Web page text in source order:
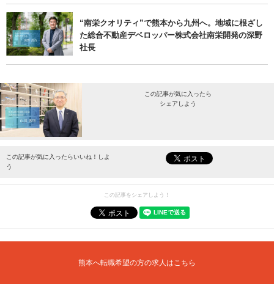
“南栄クオリティ”で熊本から九州へ。地域に根ざし
た総合不動産デベロッパー株式会社南栄開発の深野
社長
この記事が気に入ったら
シェアしよう
最新情報をお届けします。
この記事が気に入ったらいいね！しよ
う
この記事をシェアしよう！
熊本へ転職希望の方の求人はこちら